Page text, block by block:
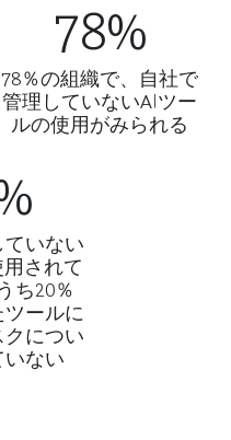
78%
78％の組織で、自社で
管理していないAIツー
ルの使用がみられる
ていない
されて
ち20％
ールに
クについ
いない